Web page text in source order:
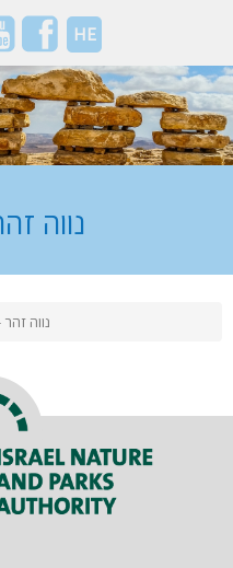
HE
נווה
נווה